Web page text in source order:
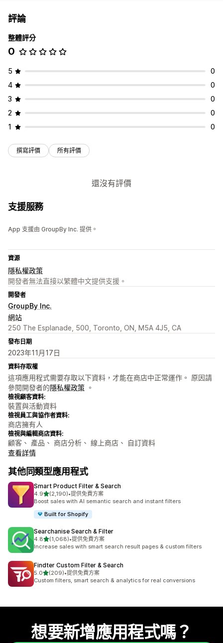
評論
整體評分
0
5
0
4
0
3
0
2
0
1
0
撰寫評價 所有評價
還沒有評價
支援服務
App 支援由 GroupBy Inc. 提供。
資源
隱私權政策
開發者無法直接以繁體中文提供支援。
開發者
GroupBy Inc.
網站
250 The Esplanade, 500, Toronto, ON, M5A 4J5, CA
發布日期
2023年11月17日
資料存取權
這項應用程式需要存取以下資料，才能在商店中正常運作。 原因請
參閱開發者的隱私權政策 。
檢視顧客資料:
裝置與活動資料
檢視員工與協作者資料:
商店擁有人
檢視與編輯商店資料:
顧客、 產品、 商店分析、 線上商店、 自訂資料
查看詳情
其他同類型應用程式
Smart Product Filter & Search
4.9滿分 5 顆星
(2,190)
共有 2190 則評價
•提供免費方案
Boost sales with AI semantic search and instant filters
Built for Shopify
Searchanise Search & Filter
4.8滿分 5 顆星
(1,068)
共有 1068 則評價
•提供免費方案
Increase sales with smart search result pages & custom filters
Findter Custom Filter & Search
5.0滿分 5 顆星
(209)
共有 209 則評價
•提供免費方案
Custom filters, smart search & analytics for real conversions
想要新增應用程式嗎？